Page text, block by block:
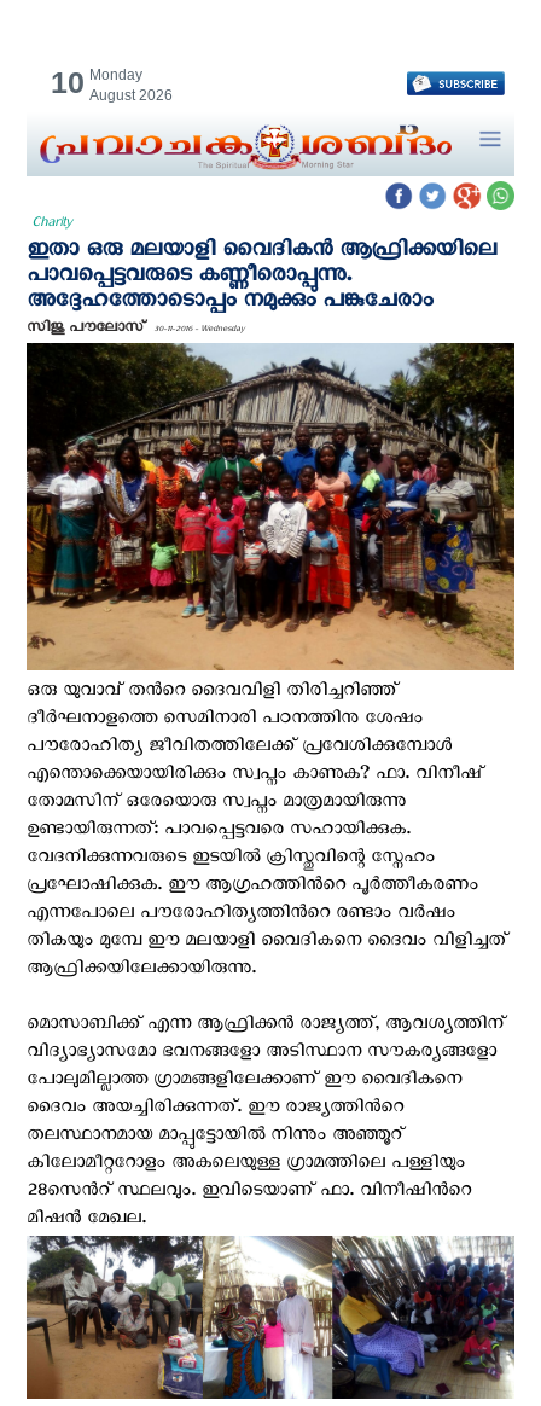
10 Monday
August 2026
Charity
ഇതാ ഒരു മലയാളി വൈദികന്‍ ആഫ്രിക്കയിലെ
പാവപ്പെട്ടവരുടെ കണ്ണീരൊപ്പുന്നു.
അദ്ദേഹത്തോടൊപ്പം നമുക്കും പങ്കുചേരാം
സിജു പൗലോസ് 30-11-2016 - Wednesday
ഒരു യുവാവ് തന്‍റെ ദൈവവിളി തിരിച്ചറിഞ്ഞ്
ദീര്‍ഘനാളത്തെ സെമിനാരി പഠനത്തിനു ശേഷം
പൗരോഹിത്യ ജീവിതത്തിലേക്ക് പ്രവേശിക്കുമ്പോള്‍
എന്തൊക്കെയായിരിക്കും സ്വപ്നം കാണുക? ഫാ. വിനീഷ്
തോമസിന് ഒരേയൊരു സ്വപ്നം മാത്രമായിരുന്നു
ഉണ്ടായിരുന്നത്: പാവപ്പെട്ടവരെ സഹായിക്കുക.
വേദനിക്കുന്നവരുടെ ഇടയില്‍ ക്രിസ്തുവിന്റെ സ്നേഹം
പ്രഘോഷിക്കുക. ഈ ആഗ്രഹത്തിന്‍റെ പൂര്‍ത്തീകരണം
എന്നപോലെ പൗരോഹിത്യത്തിന്‍റെ രണ്ടാം വര്‍ഷം
തികയും മുമ്പേ ഈ മലയാളി വൈദികനെ ദൈവം വിളിച്ചത്
ആഫ്രിക്കയിലേക്കായിരുന്നു.
മൊസാബിക്ക് എന്ന ആഫ്രിക്കന്‍ രാജ്യത്ത്, ആവശ്യത്തിന്
വിദ്യാഭ്യാസമോ ഭവനങ്ങളോ അടിസ്ഥാന സൗകര്യങ്ങളോ
പോലുമില്ലാത്ത ഗ്രാമങ്ങളിലേക്കാണ് ഈ വൈദികനെ
ദൈവം അയച്ചിരിക്കുന്നത്. ഈ രാജ്യത്തിന്‍റെ
തലസ്ഥാനമായ മാപ്പുട്ടോയില്‍ നിന്നും അഞ്ഞൂറ്
കിലോമീറ്ററോളം അകലെയുള്ള ഗ്രാമത്തിലെ പള്ളിയും
28സെന്‍റ് സ്ഥലവും. ഇവിടെയാണ് ഫാ. വിനീഷിന്‍റെ
മിഷന്‍ മേഖല.